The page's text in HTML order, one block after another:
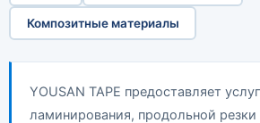
Композитные материалы
YOUSAN TAPE предоставляет
ламинирования, продольной резки